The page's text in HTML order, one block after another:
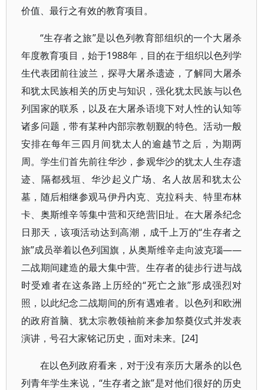
价值、最行之有效的教育项目。
“生存者之旅”是以色列教育部组织的一个大屠杀
年度教育项目，始于1988年，目的在于组织以色列学
生代表团前往波兰，探寻大屠杀遗迹，了解同大屠杀
和犹太民族相关的历史与知识，强化犹太民族与以色
列国家的联系，以及在大屠杀语境下对人性的认知等
诸多问题，带有某种内部宗教朝觐的特色。活动一般
安排在每年三四月间犹太人的逾越节之后，为期两
周。学生们首先前往华沙，参观华沙的犹太人生存遗
迹、隔都残垣、华沙起义广场、名人故居和犹太公
墓，随后相继参观马伊丹内克、克拉科夫、特里布林
卡、奥斯维辛等集中营和灭绝营旧址。在大屠杀纪念
日那天，该项活动达到高潮，成千上万的“生存者之
旅”成员举着以色列国旗，从奥斯维辛走向波克瑙——
二战期间建造的最大集中营。生存者的徒步行进与战
时受难者在这条路上历经的“死亡之旅”形成强烈对
照，以此纪念二战期间的所有遇难者。以色列和欧洲
的政府首脑、犹太宗教领袖前来参加祭奠仪式并发表
演讲，号召大家铭记历史，面对未来。[24]
在以色列政府看来，对于没有亲历大屠杀的以色
列青年学生来说，“生存者之旅”是对他们很好的历史